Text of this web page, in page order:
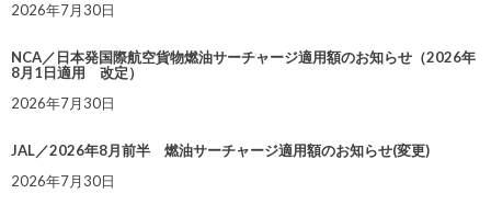
2026年7月30日
NCA／日本発国際航空貨物燃油サーチャージ適用額のお知らせ（2026年
8月1日適用 改定）
2026年7月30日
JAL／2026年8月前半 燃油サーチャージ適用額のお知らせ(変更)
2026年7月30日